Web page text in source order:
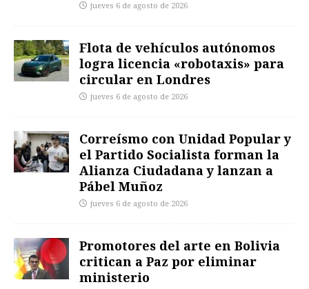
jueves 6 de agosto de 2026
Flota de vehículos autónomos
logra licencia «robotaxis» para
circular en Londres
jueves 6 de agosto de 2026
Correísmo con Unidad Popular y
el Partido Socialista forman la
Alianza Ciudadana y lanzan a
Pábel Muñoz
jueves 6 de agosto de 2026
Promotores del arte en Bolivia
critican a Paz por eliminar
ministerio